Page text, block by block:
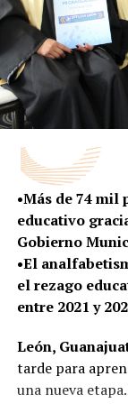
vivió lo que
recursos.
“Yo desde muy
economía, a mi
que estudien
alguien; el
compartió.
Por eso, la
Gutiérrez es
que la falta de
razón para
más de 9 mil
mil 500 ya se
superior a los 3
En la comunidad
•Más de 74
educativo
Gobierno
•El
el rezago
entre 2021 y
León,
tarde para
una nueva